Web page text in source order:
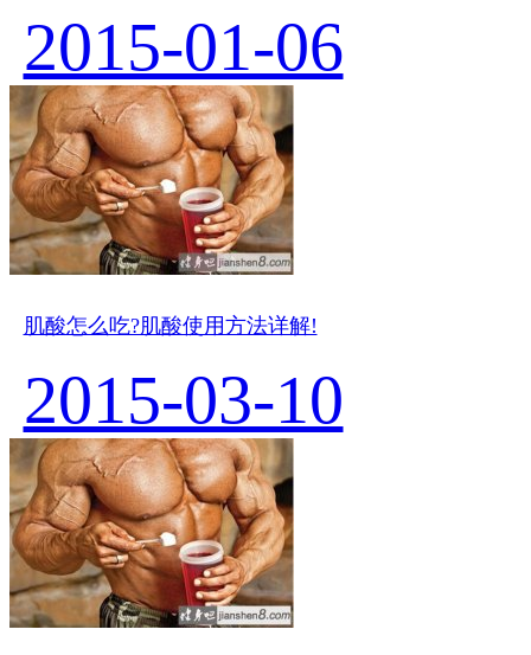
2015-01-06
肌酸怎么吃?肌酸使用方法详解!
2015-03-10